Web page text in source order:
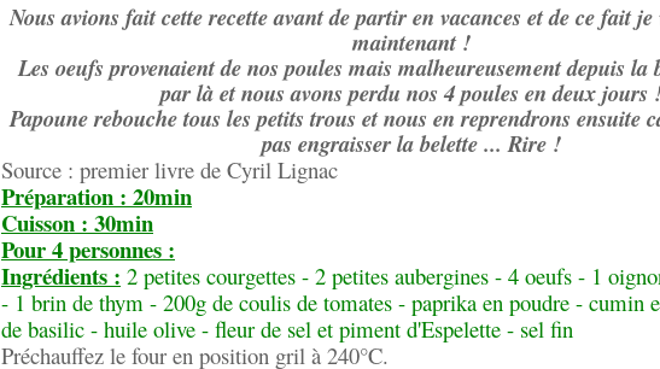
Nous avions fait cette recette avant de partir en vacances et de ce fait je
maintenant !
Les oeufs provenaient de nos poules mais malheureusement depuis la
par là et nous avons perdu nos 4 poules en deux jours
Papoune rebouche tous les petits trous et nous en reprendrons ensuite
pas engraisser la belette ... Rire !
Source : premier livre de Cyril Lignac
Préparation : 20min
Cuisson : 30min
Pour 4 personnes :
Ingrédients : 2 petites courgettes - 2 petites aubergines - 4 oeufs - 1
- 1 brin de thym - 200g de coulis de tomates - paprika en poudre - cumin
de basilic - huile olive - fleur de sel et piment d'Espelette - sel fin
Préchauffez le four en position gril à 240°C.